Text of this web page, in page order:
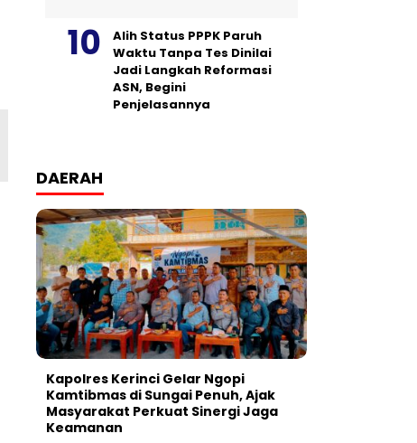
Alih Status PPPK Paruh
Waktu Tanpa Tes Dinilai
Jadi Langkah Reformasi
ASN, Begini
Penjelasannya
DAERAH
Kapolres Kerinci Gelar Ngopi
Kamtibmas di Sungai Penuh, Ajak
Masyarakat Perkuat Sinergi Jaga
Keamanan